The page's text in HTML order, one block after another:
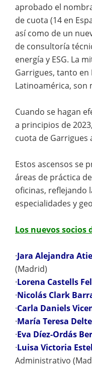
aprobado el
de cuota (14 en
así como de un
de consultoría
energía y ESG. La
Garrigues, tanto en
Latinoamérica, son
Cuando se hagan
a principios de
cuota de Garrigues
Estos ascensos se
áreas de práctica
oficinas, reflejando
especialidades y
Los nuevos socios
·Jara Alejandra
(Madrid)
·Lorena Castells
·Nicolás Clark
·Carla Daniels
·María Teresa
·Eva Díez-Ordás
·Luisa Victoria
Administrativo